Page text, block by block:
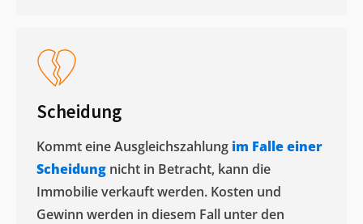
Scheidung
Kommt eine Ausgleichszahlung im Falle einer
Scheidung nicht in Betracht, kann die
Immobilie verkauft werden. Kosten und
Gewinn werden in diesem Fall unter den